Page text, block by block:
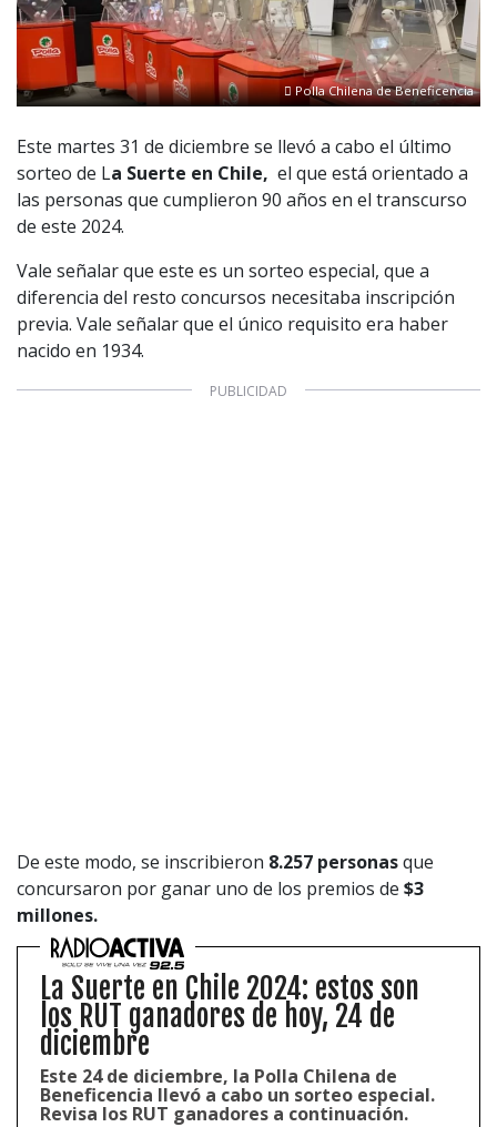
Polla Chilena de Beneficencia
Este martes 31 de diciembre se llevó a cabo el último
sorteo de La Suerte en Chile, el que está orientado a
las personas que cumplieron 90 años en el transcurso
de este 2024.
Vale señalar que este es un sorteo especial, que a
diferencia del resto concursos necesitaba inscripción
previa. Vale señalar que el único requisito era haber
nacido en 1934.
De este modo, se inscribieron 8.257 personasque
concursaron por ganar uno de los premios de $3
millones.
La Suerte en Chile 2024: estos son
los RUT ganadores de hoy, 24 de
diciembre
Este 24 de diciembre, la Polla Chilena de
Beneficencia llevó a cabo un sorteo especial.
Revisa los RUT ganadores a continuación.